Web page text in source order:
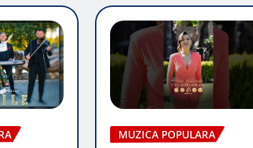
MUZICA POPULARA